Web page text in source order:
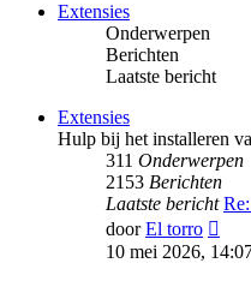
Extensies
Onderwerpen
Berichten
Laatste bericht
Extensies
Hulp bij het installeren
311 Onderwerpen
2153 Berichten
Laatste bericht
doorEl torro
10 mei 2026,